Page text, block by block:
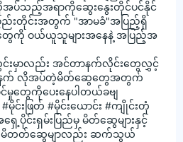
လိုအပ်သည့်အရာကိုဆွေးနွေးတိုင်ပင်နိုင်
ပစ္စည်းတိုင်းအတွက် "အာမခံ"အပြည့်ရှိ
တွေကို ဝယ်ယူသူများအနေနဲ့ အပြည့်အ
းမှာလည်း အင်တာနက်လိုင်းတွေလွှင့်
ာနက် လိုအပ်တဲ့မိတ်ဆွေတွေအတွက်
မှုတွေကိုပေးနေပါတယ်ခဗျ
#မိုင ်းဖြတ် #မိုင်းယောင်း #ကျိုင်းတုံ
ပိုင်းရှမ်းပြည်မှ မိတ်ဆွေများနှင့်
မိတတ်ဆွေမျာလည်း ဆက်သွယ်